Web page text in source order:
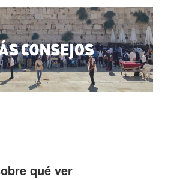
qué ver